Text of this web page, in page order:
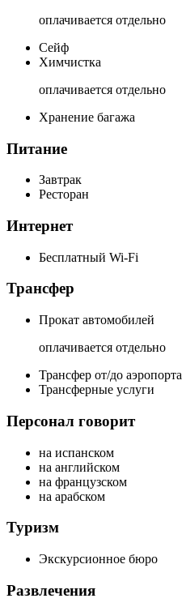
оплачивается отдельно
Сейф
Химчистка
оплачивается отдельно
Хранение багажа
Питание
Завтрак
Ресторан
Интернет
Бесплатный Wi-Fi
Трансфер
Прокат автомобилей
оплачивается отдельно
Трансфер от/до аэропорта
Трансферные услуги
Персонал говорит
на испанском
на английском
на французском
на арабском
Туризм
Экскурсионное бюро
Развлечения